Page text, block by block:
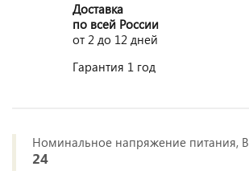
Доставка
по всей России
от 2 до 12 дней
Гарантия 1 год
Номинальное напряжение питания, В
24